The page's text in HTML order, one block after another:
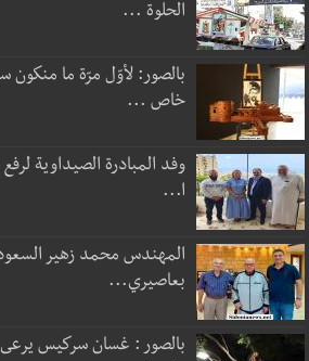
الحلوة ...
بالصور: لأوّل مرّة ما
خاص ...
وفد المبادرة الصيداوية
ا...
المهندس محمد زهير
بعاصيري...
بالصور : غسان سركيس